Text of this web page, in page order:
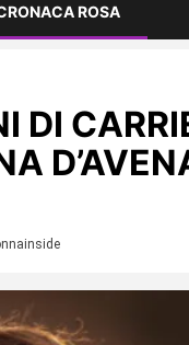
ROSA
DI CARRIERA CRISTINA
DI